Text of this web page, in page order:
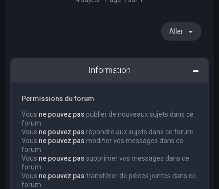
Aller
Information
Permissions du forum
Vous ne pouvez pas publier de nouveaux sujets dans ce
forum
Vous ne pouvez pas répondre aux sujets dans ce forum
Vous ne pouvez pas modifier vos messages dans ce
forum
Vous ne pouvez pas supprimer vos messages dans ce
forum
Vous ne pouvez pas transférer de pièces jointes dans ce
forum